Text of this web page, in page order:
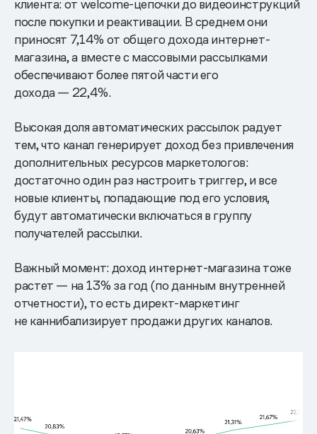
клиента: от welcome-цепочки до видеоинструкций
после покупки и реактивации. В среднем они
приносят 7,14% от общего дохода интернет-
магазина, а вместе с массовыми рассылками
обеспечивают более пятой части его
дохода — 22,4%.
Высокая доля автоматических рассылок радует
тем, что канал генерирует доход без привлечения
дополнительных ресурсов маркетологов:
достаточно один раз настроить триггер, и все
новые клиенты, попадающие под его условия,
будут автоматически включаться в группу
получателей рассылки.
Важный момент: доход интернет-магазина тоже
растет — на 13% за год (по данным внутренней
отчетности), то есть директ-маркетинг
не каннибализирует продажи других каналов.